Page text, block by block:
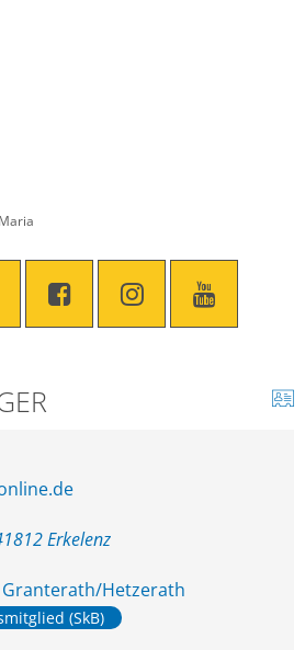
Erkelenz
Granterath/Hetzerath
(SkB)